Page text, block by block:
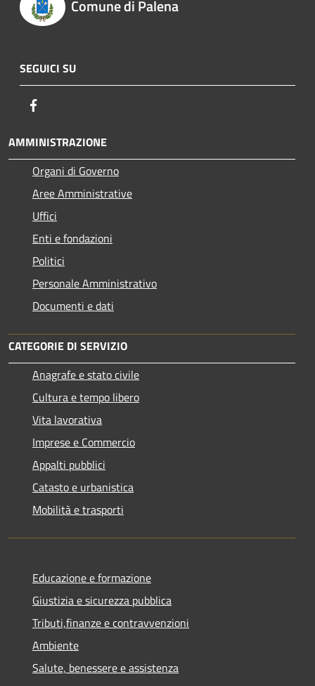
Comune di Palena
SEGUICI SU
AMMINISTRAZIONE
Organi di Governo
Aree Amministrative
Uffici
Enti e fondazioni
Politici
Personale Amministrativo
Documenti e dati
CATEGORIE DI SERVIZIO
Anagrafe e stato civile
Cultura e tempo libero
Vita lavorativa
Imprese e Commercio
Appalti pubblici
Catasto e urbanistica
Mobilità e trasporti
Educazione e formazione
Giustizia e sicurezza pubblica
Tributi,finanze e contravvenzioni
Ambiente
Salute, benessere e assistenza